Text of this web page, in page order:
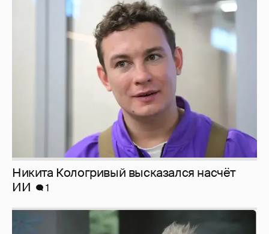
Никита Кологривый высказался насчёт
ИИ
1